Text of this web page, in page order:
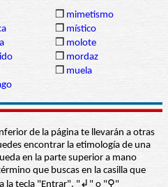
❒ mimetismo
❒ místico
❒ molote
❒ mordaz
❒ muela
de la página te llevarán a otras
encontrar la etimología de una
en la parte superior a mano
que buscas en la casilla que
la tecla "Entrar", "↲" o "⚲"